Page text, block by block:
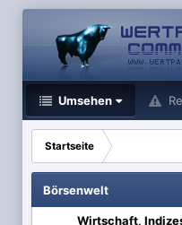
Umsehen
Startseite
Börsenwelt
Wirtschaft,